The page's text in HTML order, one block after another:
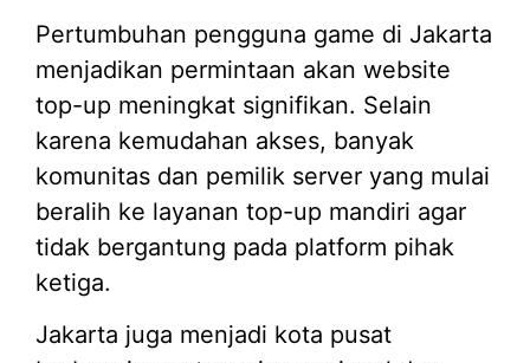
Pertumbuhan pengguna game di Jakarta
menjadikan permintaan akan website
top-up meningkat signifikan. Selain
karena kemudahan akses, banyak
komunitas dan pemilik server yang mulai
beralih ke layanan top-up mandiri agar
tidak bergantung pada platform pihak
ketiga.
Jakarta juga menjadi kota pusat